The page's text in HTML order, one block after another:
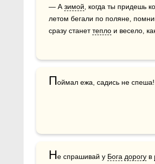
— А зимой , когда ты придешь
летом бегали по поляне,
сразу станет тепло и весело,
Поймал ежа, садись не спеша!
Не спрашивай у Бога дорогу в